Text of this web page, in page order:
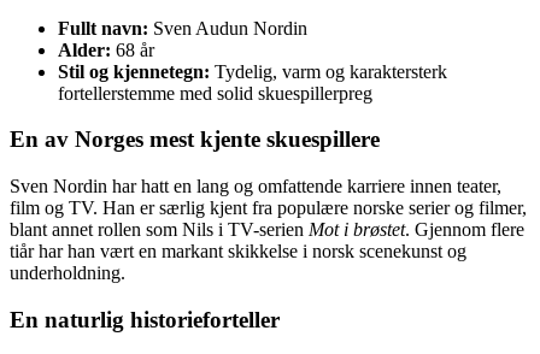
Fullt navn: Sven Audun Nordin
Alder: 68 år
Stil og kjennetegn: Tydelig, varm og karaktersterk
fortellerstemme med solid skuespillerpreg
En av Norges mest kjente skuespillere
Sven Nordin har hatt en lang og omfattende karriere innen teater,
film og TV. Han er særlig kjent fra populære norske serier og filmer,
blant annet rollen som Nils i TV-serien Mot i brøstet. Gjennom flere
tiår har han vært en markant skikkelse i norsk scenekunst og
underholdning.
En naturlig historieforteller